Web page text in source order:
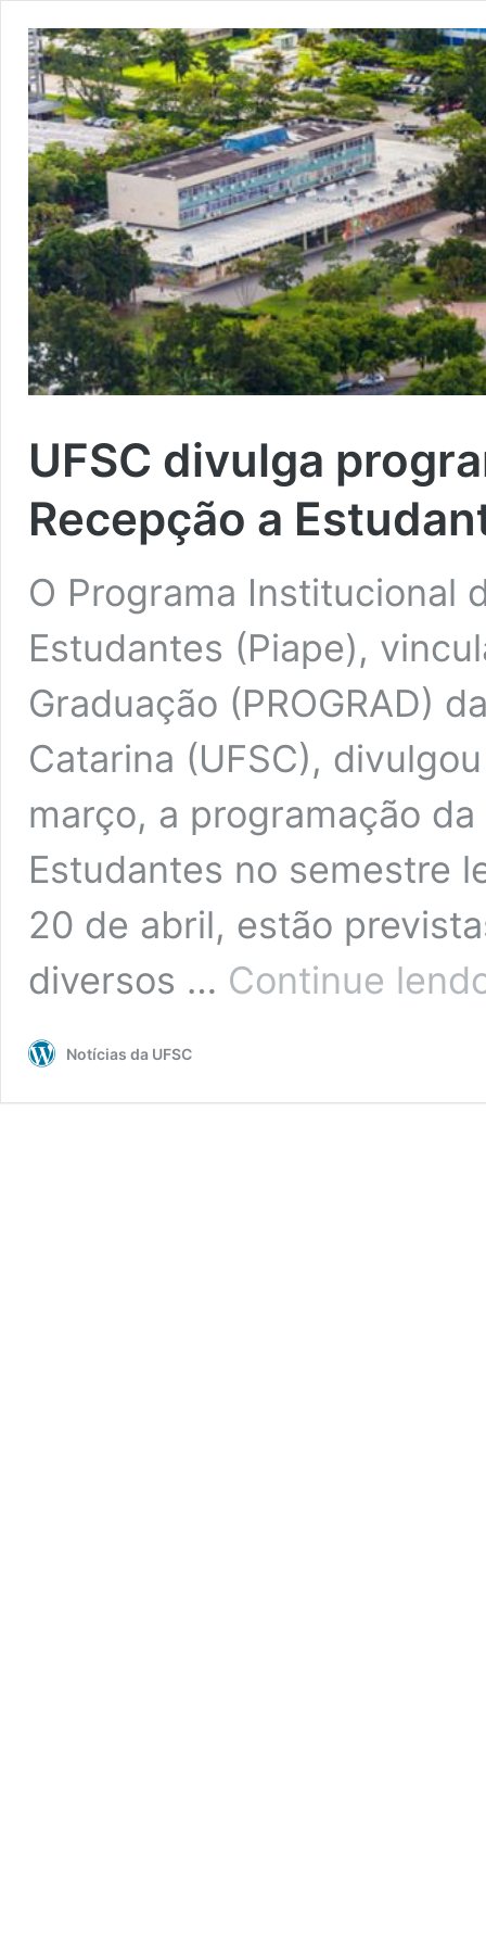
UFSC divulga
Recepção a
O Programa Institucional
Estudantes (Piape),
Graduação (PROGRAD)
Catarina (UFSC),
março, a programação
Estudantes no semestre
20 de abril, estão
diversos … Continue
Notícias da UFSC